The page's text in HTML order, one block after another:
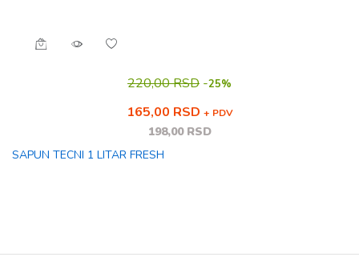
220,00 RSD -25%
165,00 RSD + PDV
198,00 RSD
SAPUN TECNI 1 LITAR FRESH